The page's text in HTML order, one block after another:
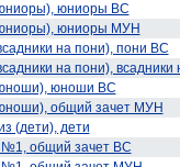
юниоры ВС
юниоры МУН
на пони), пони ВС
на пони),
юноши ВС
общий зачет МУН
(дети), дети
общий зачет ВС